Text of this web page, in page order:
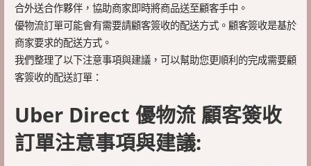
合外送合作夥伴，協助商家即時將商品送至顧客手中。
優物流訂單可能會有需要請顧客簽收的配送方式。顧客簽收是基於
商家要求的配送方式。
我們整理了以下注意事項與建議，可以幫助您更順利的完成需要顧
客簽收的配送訂單：
Uber Direct 優物流 顧客簽收
訂單注意事項與建議: